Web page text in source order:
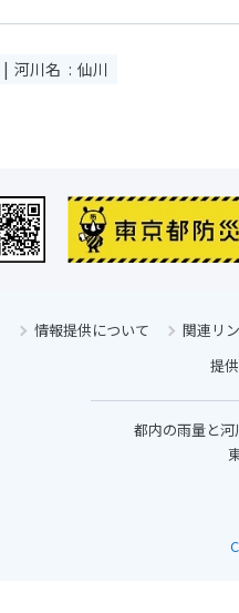
河川名 仙川
情報提供について
関連リ
提供
都内の雨量と